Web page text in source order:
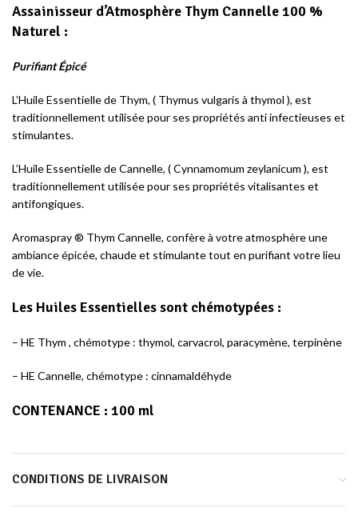
Assainisseur d’Atmosphère Thym Cannelle 100 %
Naturel :
Purifiant Épicé
L’Huile Essentielle de Thym, ( Thymus vulgaris à thymol ), est
traditionnellement utilisée pour ses propriétés anti infectieuses et
stimulantes.
L’Huile Essentielle de Cannelle, ( Cynnamomum zeylanicum ), est
traditionnellement utilisée pour ses propriétés vitalisantes et
antifongiques.
Aromaspray ® Thym Cannelle, confère à votre atmosphère une
ambiance épicée, chaude et stimulante tout en purifiant votre lieu
de vie.
Les Huiles Essentielles sont chémotypées :
– HE Thym , chémotype : thymol, carvacrol, paracymène, terpinène
– HE Cannelle, chémotype : cinnamaldéhyde
CONTENANCE : 100 ml
CONDITIONS DE LIVRAISON